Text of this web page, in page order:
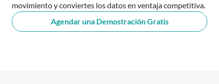
movimiento y conviertes los datos en ventaja competitiva.
Agendar una Demostración Gratis